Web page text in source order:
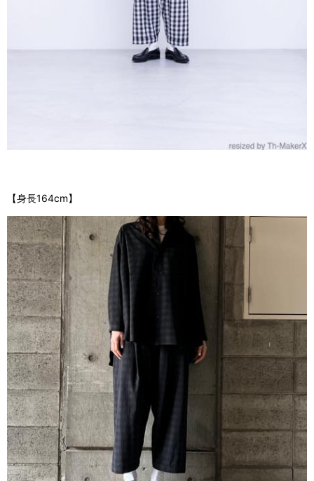
【身長164cm】